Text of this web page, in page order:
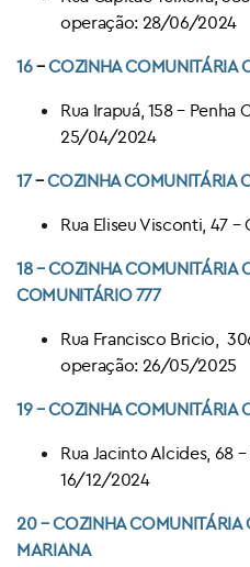
operação: 28/06/2024
16–COZINHA COMUNITÁRIA
Rua Irapuá, 158 –
25/04/2024
17–COZINHA COMUNITÁRIA
Rua Eliseu Visconti, 47
18–COZINHA COMUNITÁRIA
COMUNITÁRIO 777
Rua Francisco Bricio,
operação: 26/05/2025
19 –COZINHA COMUNITÁRIA
Rua Jacinto Alcides, 68
16/12/2024
20 –COZINHA
MARIANA